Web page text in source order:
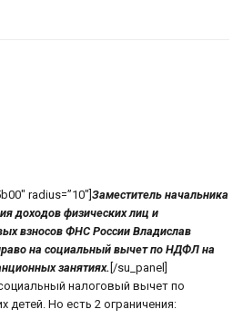
radius=”10″] Заместитель начальника
доходов физических лиц и
взносов ФНС России Владислав
на социальный вычет по НДФЛ на
занятиях. [/su_panel]
налоговый вычет по
детей. Но есть 2 ограничения: